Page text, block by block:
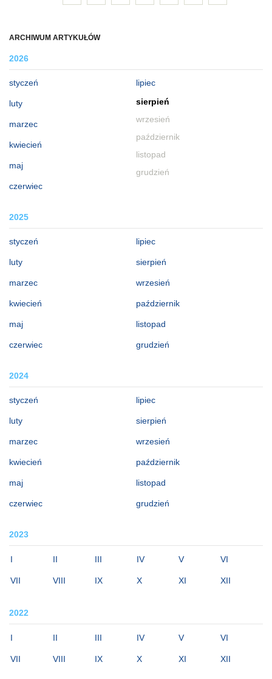
ARCHIWUM ARTYKUŁÓW
2026
styczeń
luty
marzec
kwiecień
maj
czerwiec
lipiec
sierpień
wrzesień
październik
listopad
grudzień
2025
styczeń
luty
marzec
kwiecień
maj
czerwiec
lipiec
sierpień
wrzesień
październik
listopad
grudzień
2024
styczeń
luty
marzec
kwiecień
maj
czerwiec
lipiec
sierpień
wrzesień
październik
listopad
grudzień
2023
I II III IV V VI
VII VIII IX X XI XII
2022
I II III IV V VI
VII VIII IX X XI XII